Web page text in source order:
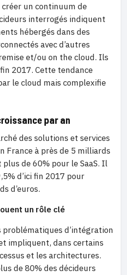
un continuum de
interrogés indiquent
hébergés dans des
avec d’autres
et/ou on the cloud. Ils
2017. Cette tendance
le cloud mais complexifie
par an
des solutions et services
France à près de 5 milliards
de 60% pour le SaaS. Il
d’ici fin 2017 pour
d’euros.
un rôle clé
problématiques d’intégration
impliquent, dans certains
et les architectures.
de 80% des décideurs